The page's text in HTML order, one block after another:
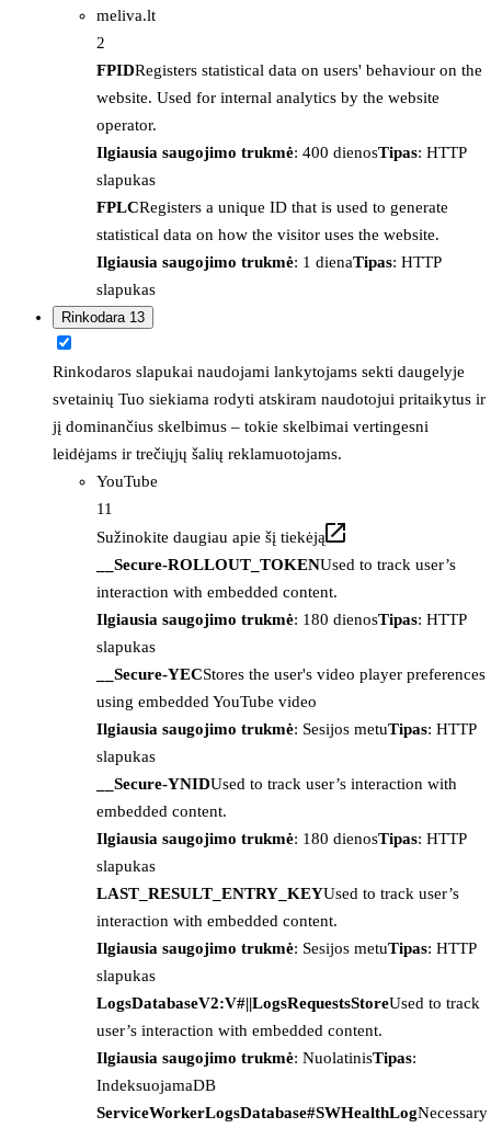
meliva.lt
2
FPIDRegisters statistical data on users' behaviour on the
website. Used for internal analytics by the website
operator.
Ilgiausia saugojimo trukmė: 400 dienosTipas: HTTP
slapukas
FPLCRegisters a unique ID that is used to generate
statistical data on how the visitor uses the website.
Ilgiausia saugojimo trukmė: 1 dienaTipas: HTTP
slapukas
Rinkodara 13
Rinkodaros slapukai naudojami lankytojams sekti daugelyje
svetainių Tuo siekiama rodyti atskiram naudotojui pritaikytus ir
jį dominančius skelbimus – tokie skelbimai vertingesni
leidėjams ir trečiųjų šalių reklamuotojams.
YouTube
11
Sužinokite daugiau apie šį tiekėją
__Secure-ROLLOUT_TOKENUsed to track user’s
interaction with embedded content.
Ilgiausia saugojimo trukmė: 180 dienosTipas: HTTP
slapukas
__Secure-YECStores the user's video player preferences
using embedded YouTube video
Ilgiausia saugojimo trukmė: Sesijos metuTipas: HTTP
slapukas
__Secure-YNIDUsed to track user’s interaction with
embedded content.
Ilgiausia saugojimo trukmė: 180 dienosTipas: HTTP
slapukas
LAST_RESULT_ENTRY_KEYUsed to track user’s
interaction with embedded content.
Ilgiausia saugojimo trukmė: Sesijos metuTipas: HTTP
slapukas
LogsDatabaseV2:V#||LogsRequestsStoreUsed to track
user’s interaction with embedded content.
Ilgiausia saugojimo trukmė: NuolatinisTipas:
IndeksuojamaDB
ServiceWorkerLogsDatabase#SWHealthLogNecessary